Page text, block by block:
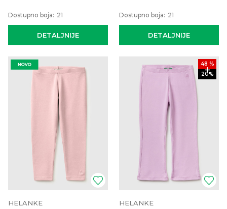
DETALJNIJE
Dostupno boja: 21
DETALJNIJE
Dostupno boja: 21
HELANKE
48 %
20%
HELANKE